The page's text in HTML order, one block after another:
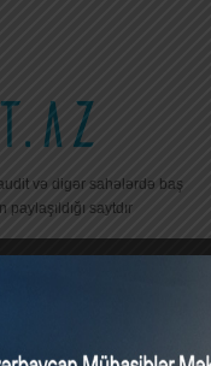
və digər sahələrdə baş
saytdır